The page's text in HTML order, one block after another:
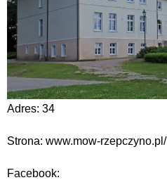
Adres: 34
Strona: www.mow-rzepczyno.pl/
Facebook: